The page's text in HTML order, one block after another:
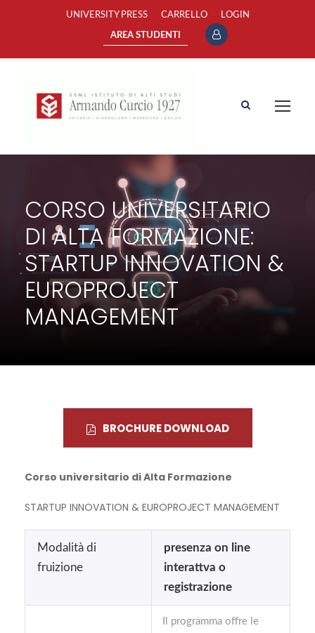
UNIVERSITY PRESS CARRELLO LOGIN
AREA STUDENTI
CORSO UNIVERSITARIO
DI ALTA FORMAZIONE:
STARTUP INNOVATION &
EUROPROJECT
MANAGEMENT
BROCHURE DOWNLOAD
Corso universitario di Alta Formazione
STARTUP INNOVATION & EUROPROJECT MANAGEMENT
Modalità di
fruizione
presenza on line
interattva o
registrazione
Il programma offre le